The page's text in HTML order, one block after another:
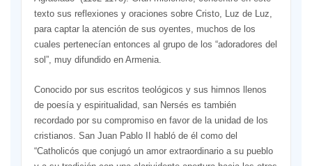
texto sus reflexiones y oraciones sobre Cristo, Luz de Luz,
para captar la atención de sus oyentes, muchos de los
cuales pertenecían entonces al grupo de los “adoradores del
sol”, muy difundido en Armenia.
Conocido por sus escritos teológicos y sus himnos llenos
de poesía y espiritualidad, san Nersés es también
recordado por su compromiso en favor de la unidad de los
cristianos. San Juan Pablo II habló de él como del
“Catholicós que conjugó un amor extraordinario a su pueblo